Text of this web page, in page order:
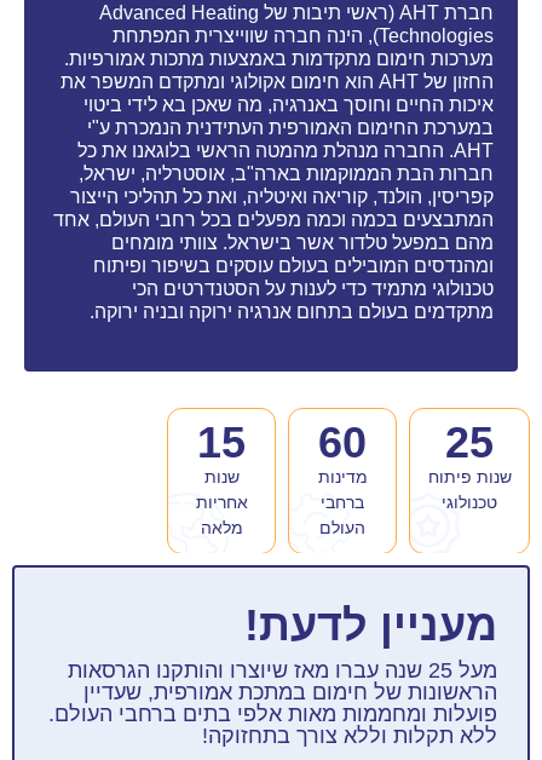
חברת AHT (ראשי תיבות של Advanced Heating
Technologies), הינה חברה שווייצרית המפתחת
מערכות חימום מתקדמות באמצעות מתכות אמורפיות.
החזון של AHT הוא חימום אקולוגי ומתקדם המשפר את
איכות החיים וחוסך באנרגיה, מה שאכן בא לידי ביטוי
במערכת החימום האמורפית העתידנית הנמכרת ע"י
AHT. החברה מנהלת מהמטה הראשי בלוגאנו את כל
חברות הבת הממוקמות בארה"ב, אוסטרליה, ישראל,
קפריסין, הולנד, קוריאה ואיטליה, ואת כל תהליכי הייצור
המתבצעים בכמה וכמה מפעלים בכל רחבי העולם, אחד
מהם במפעל טלדור אשר בישראל. צוותי מומחים
ומהנדסים המובילים בעולם עוסקים בשיפור ופיתוח
טכנולוגי מתמיד כדי לענות על הסטנדרטים הכי
מתקדמים בעולם בתחום אנרגיה ירוקה ובניה ירוקה.
25
שנות פיתוח
טכנולוגי
60
מדינות
ברחבי
העולם
15
שנות
אחריות
מלאה
מעניין לדעת!
מעל 25 שנה עברו מאז שיוצרו והותקנו הגרסאות
הראשונות של חימום במתכת אמורפית, שעדיין
פועלות ומחממות מאות אלפי בתים ברחבי העולם.
ללא תקלות וללא צורך בתחזוקה!